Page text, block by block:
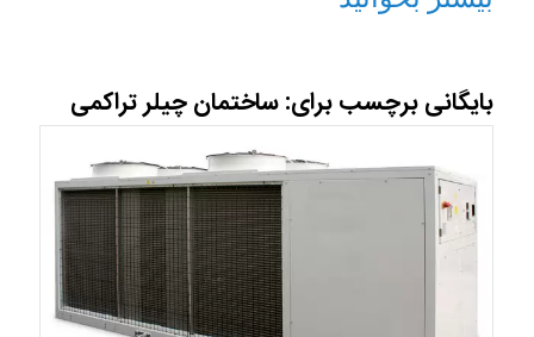
بایگانی برچسب برای:ساختمان چیلر تراکمی